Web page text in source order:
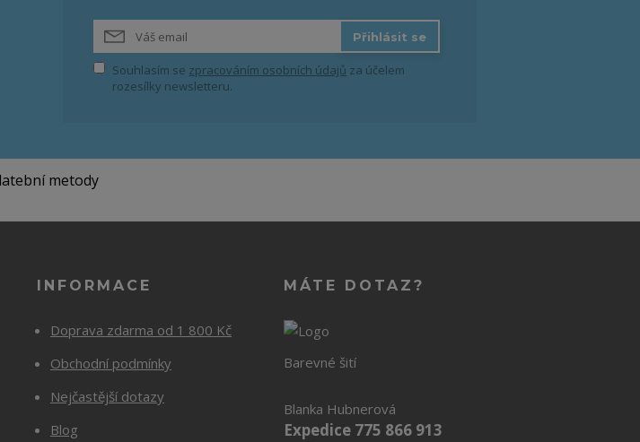
Přihlásit se
Souhlasím se zpracováním osobních údajů za účelem
rozesílky newsletteru.
INFORMACE
Doprava zdarma od 1 800 Kč
Obchodní podmínky
Nejčastější dotazy
Blog
MÁTE DOTAZ?
Barevné šití
Blanka Hubnerová
Expedice 775 866 913